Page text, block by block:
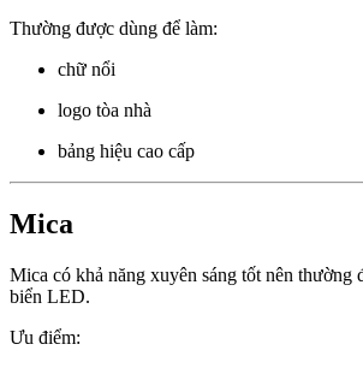
Thường được dùng để làm:
chữ nổi
logo tòa nhà
bảng hiệu cao cấp
Mica
Mica có khả năng xuyên sáng tốt nên thường
biển LED.
Ưu điểm: